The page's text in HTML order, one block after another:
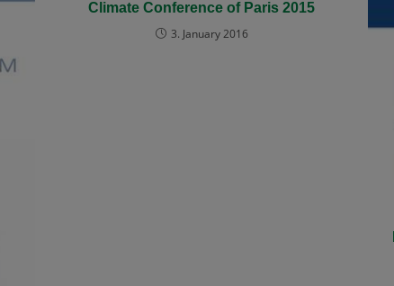
Climate Conference of Paris 2015
3. January 2016